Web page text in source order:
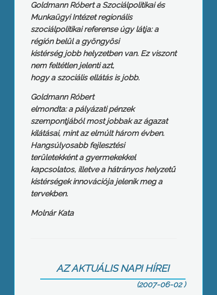
Goldmann Róbert a Szociálpolitikai és
Munkaügyi Intézet regionális
szociálpolitikai referense úgy látja: a
régión belül a gyöngyösi
kistérség jobb helyzetben van. Ez viszont
nem feltétlen jelenti azt,
hogy a szociális ellátás is jobb.
Goldmann Róbert
elmondta: a pályázati pénzek
szempontjából most jobbak az ágazat
kilátásai, mint az elmúlt három évben.
Hangsúlyosabb fejlesztési
területekként a gyermekekkel
kapcsolatos, illetve a hátrányos helyzetű
kistérségek innovációja jelenik meg a
tervekben.
Molnár Kata
AZ AKTUÁLIS NAPI HÍREI
(2007-06-02 )